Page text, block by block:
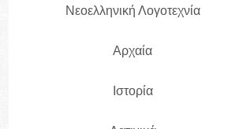
Νεοελληνική Λογοτεχνία
Αρχαία
Ιστορία